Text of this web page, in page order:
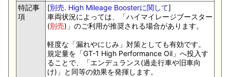
特記事
項
[別売. High Mileage Boosterに関して]
車両状況によっては、「ハイマイレージブースター
(別売)」のご利用が推奨される場合があります。
軽度な「漏れやにじみ」対策としても有効です。
規定量を「GT-1 High Performance Oil」へ投入す
ることで、「エンデュランス(過走行車や旧車向
け)」と同等の効果を発揮します。